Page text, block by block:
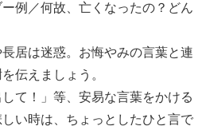
例／何故、亡くなったの？どん
居は迷惑。お悔やみの言葉と連
伝えましょう。
して！」等、安易な言葉をかける
い時は、ちょっとしたひと言で